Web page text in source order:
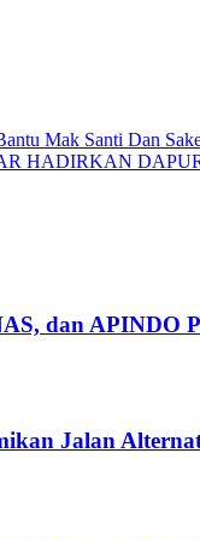
Mak Santi Dan
HADIRKAN
dan APINDO
Jalan